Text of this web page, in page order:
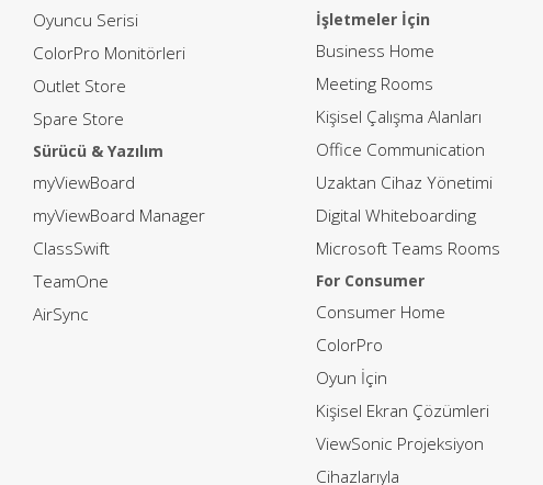
Oyuncu Serisi
ColorPro Monitörleri
Outlet Store
Spare Store
Sürücü & Yazılım
myViewBoard
myViewBoard Manager
ClassSwift
TeamOne
AirSync
İşletmeler İçin
Business Home
Meeting Rooms
Kişisel Çalışma Alanları
Office Communication
Uzaktan Cihaz Yönetimi
Digital Whiteboarding
Microsoft Teams Rooms
For Consumer
Consumer Home
ColorPro
Oyun İçin
Kişisel Ekran Çözümleri
ViewSonic Projeksiyon
Cihazlarıyla